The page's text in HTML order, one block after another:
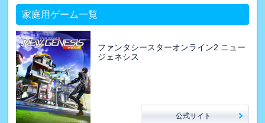
家庭用ゲーム一覧
ファンタシースターオンライン2 ニュー
ジェネシス
公式サイト